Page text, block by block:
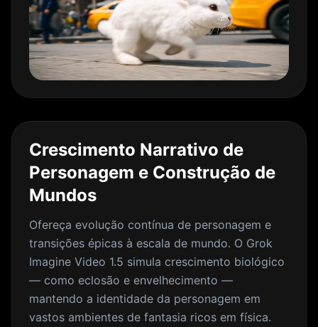
Crescimento Narrativo de
Personagem e Construção de
Mundos
Ofereça evolução contínua de personagem e
transições épicas à escala de mundo. O Grok
Imagine Video 1.5 simula crescimento biológico
— como eclosão e envelhecimento —
mantendo a identidade da personagem em
vastos ambientes de fantasia ricos em física.